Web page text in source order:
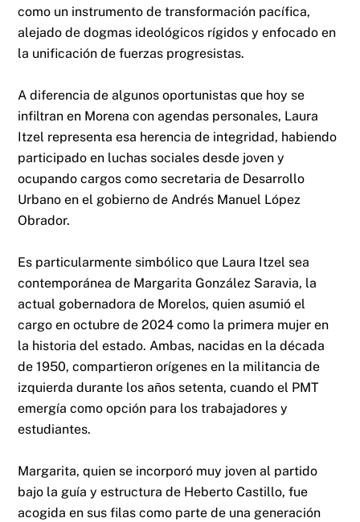
como un instrumento de transformación pacífica,
alejado de dogmas ideológicos rígidos y enfocado en
la unificación de fuerzas progresistas.
A diferencia de algunos oportunistas que hoy se
infiltran en Morena con agendas personales, Laura
Itzel representa esa herencia de integridad, habiendo
participado en luchas sociales desde joven y
ocupando cargos como secretaria de Desarrollo
Urbano en el gobierno de Andrés Manuel López
Obrador.
Es particularmente simbólico que Laura Itzel sea
contemporánea de Margarita González Saravia, la
actual gobernadora de Morelos, quien asumió el
cargo en octubre de 2024 como la primera mujer en
la historia del estado. Ambas, nacidas en la década
de 1950, compartieron orígenes en la militancia de
izquierda durante los años setenta, cuando el PMT
emergía como opción para los trabajadores y
estudiantes.
Margarita, quien se incorporó muy joven al partido
bajo la guía y estructura de Heberto Castillo, fue
acogida en sus filas como parte de una generación